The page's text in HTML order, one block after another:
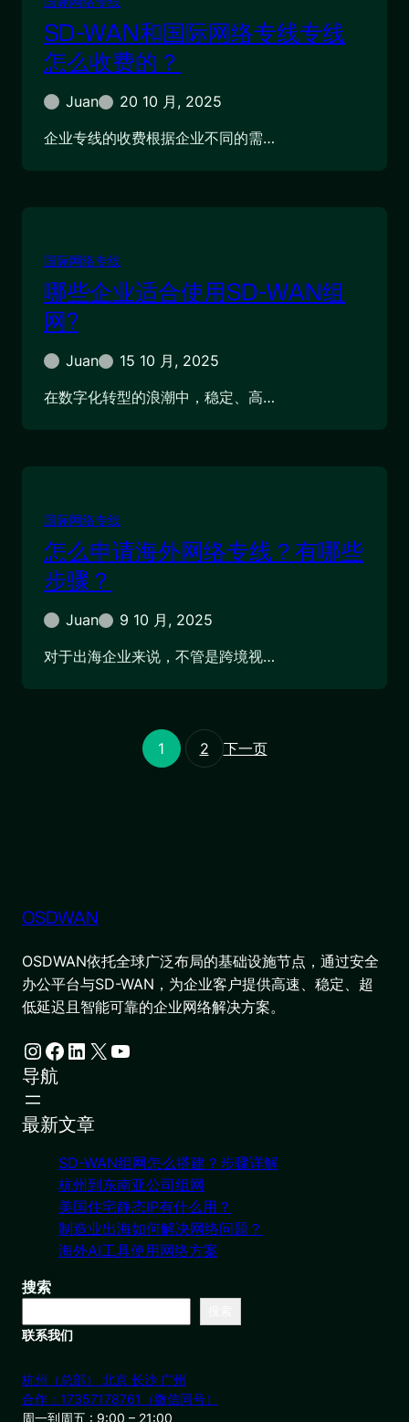
SD-WAN和国际网络专线专线
怎么收费的？
Juan
20 10 月, 2025
企业专线的收费根据企业不同的需…
国际网络专线
哪些企业适合使用SD-WAN组
网?
Juan
15 10 月, 2025
在数字化转型的浪潮中，稳定、高…
国际网络专线
怎么申请海外网络专线？有哪些
步骤？
Juan
9 10 月, 2025
对于出海企业来说，不管是跨境视…
1 2 下一页
OSDWAN
OSDWAN依托全球广泛布局的基础设施节点，通过安全
办公平台与SD-WAN，为企业客户提供高速、稳定、超
低延迟且智能可靠的企业网络解决方案。
Instagram Facebook LinkedIn X YouTube
导航
最新文章
SD-WAN组网怎么搭建？步骤详解
杭州到东南亚公司组网
美国住宅静态IP有什么用？
制造业出海如何解决网络问题？
海外AI工具使用网络方案
搜索
联系我们
杭州（总部） 北京 长沙 广州
合作：17357178761（微信同号）
周一到周五 : 9:00 – 21:00